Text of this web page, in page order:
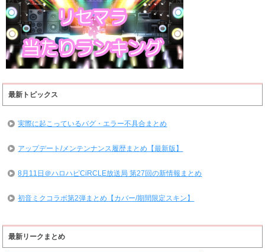
最新トピックス
実際に起こっているバグ・エラー不具合まとめ
アップデート/メンテンナンス履歴まとめ【最新版】
8月11日＠ハロハピCiRCLE放送局 第27回の新情報まとめ
初音ミクコラボ第2弾まとめ【カバー/期間限定スキン】
最新リークまとめ